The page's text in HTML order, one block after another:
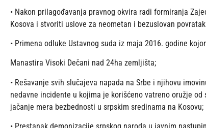
• Nakon prilagođavanja pravnog okvira radi formiranja
Kosova i stvoriti uslove za neometan i bezuslovan
• Primena odluke Ustavnog suda iz maja 2016. godine
Manastira Visoki Dečani nad 24ha zemljišta;
• Rešavanje svih slučajeva napada na Srbe i njihovu
nedavne incidente u kojima je korišćeno vatreno oružje
jačanje mera bezbednosti u srpskim sredinama na Kosovu;